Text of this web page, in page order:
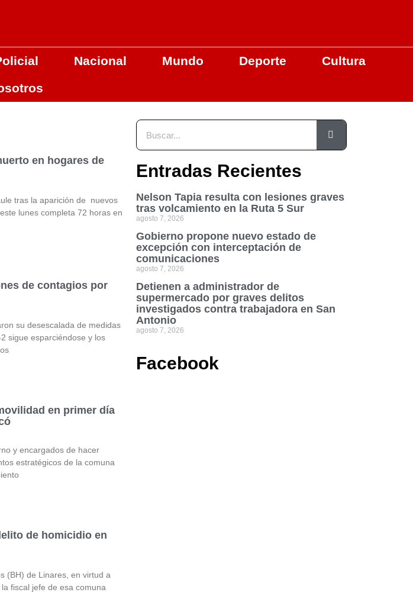
Nacional Mundo Deporte
Cultura
en hogares de
tras la aparición de nuevos
lunes completa 72 horas en
de contagios por
su desescalada de medidas
sigue esparciéndose y los
en primer día
y encargados de hacer
estratégicos de la comuna
de homicidio en
(BH) de Linares, en virtud a
fiscal jefe de esa comuna
Entradas Recientes
Nelson Tapia resulta con lesiones graves
tras volcamiento en la Ruta 5 Sur
agosto 7, 2026
Gobierno propone nuevo estado de
excepción con interceptación de
comunicaciones
agosto 7, 2026
Detienen a administrador de
supermercado por graves delitos
investigados contra trabajadora en San
Antonio
agosto 7, 2026
Facebook